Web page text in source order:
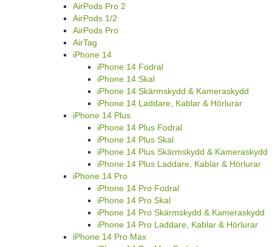
AirPods Pro 2
AirPods 1/2
AirPods Pro
AirTag
iPhone 14
iPhone 14 Fodral
iPhone 14 Skal
iPhone 14 Skärmskydd & Kameraskydd
iPhone 14 Laddare, Kablar & Hörlurar
iPhone 14 Plus
iPhone 14 Plus Fodral
iPhone 14 Plus Skal
iPhone 14 Plus Skärmskydd & Kameraskydd
iPhone 14 Plus Laddare, Kablar & Hörlurar
iPhone 14 Pro
iPhone 14 Pro Fodral
iPhone 14 Pro Skal
iPhone 14 Pro Skärmskydd & Kameraskydd
iPhone 14 Pro Laddare, Kablar & Hörlurar
iPhone 14 Pro Max